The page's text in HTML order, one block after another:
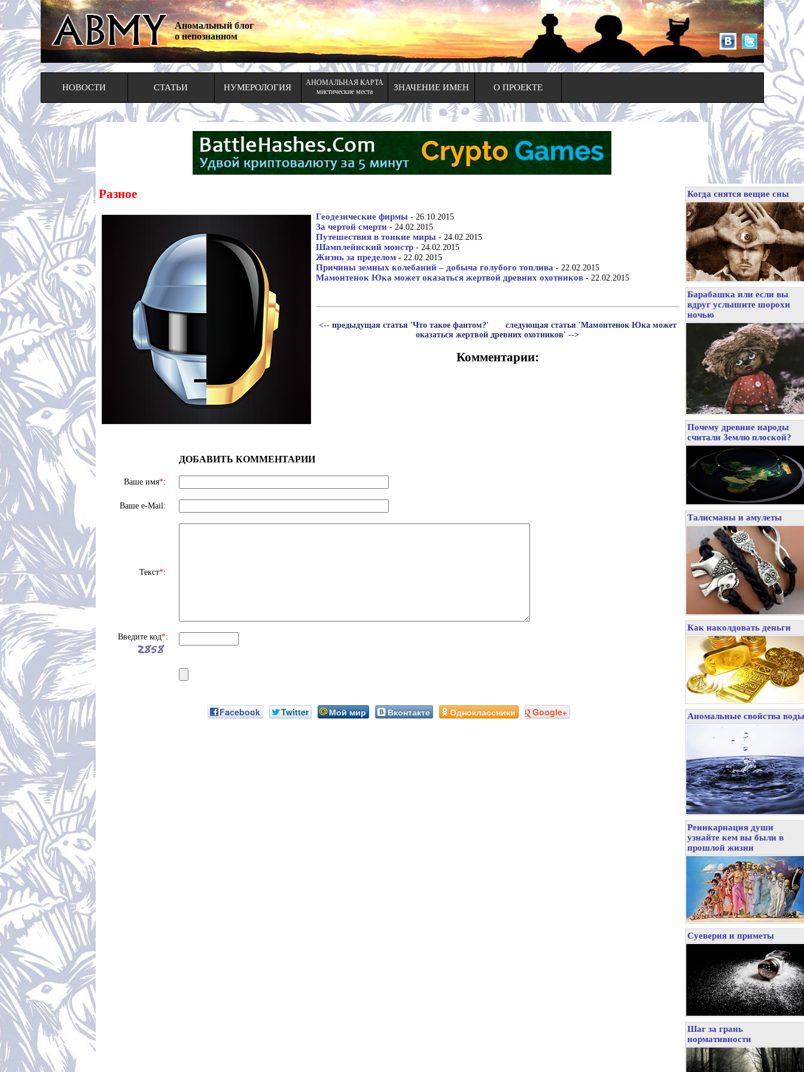
Аномальный блог
о непознанном
НОВОСТИ СТАТЬИ НУМЕРОЛОГИЯ
АНОМАЛЬНАЯ КАРТА
мистические места
ЗНАЧЕНИЕ ИМЕН О ПРОЕКТЕ
Разное
Геодезические фирмы - 26.10.2015
За чертой смерти - 24.02.2015
Путешествия в тонкие миры - 24.02.2015
Шамплейнский монстр - 24.02.2015
Жизнь за пределом - 22.02.2015
Причины земных колебаний – добыча голубого топлива - 22.02.2015
Мамонтенок Юка может оказаться жертвой древних охотников - 22.02.2015
<-- предыдущая статья 'Что такое фантом?'
следующая статья 'Мамонтенок Юка может
оказаться жертвой древних охотников' -->
Комментарии:
ДОБАВИТЬ КОММЕНТАРИИ
Ваше имя*:
Ваше e-Mail:
Текст*:
Введите код*:
Facebook Twitter Мой мир Вконтакте Одноклассники Google+
Когда снятся вещие сны
Барабашка или если вы
вдруг услышите шорохи
ночью
Почему древние народы
считали Землю плоской?
Талисманы и амулеты
Как наколдовать деньги
Аномальные свойства воды
Реинкарнация души
узнайте кем вы были в
прошлой жизни
Суеверия и приметы
Шаг за грань
нормативности